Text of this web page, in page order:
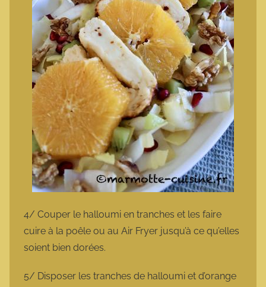
4/ Couper le halloumi en tranches et les faire
cuire à la poêle ou au Air Fryer jusqu’à ce qu’elles
soient bien dorées.
5/ Disposer les tranches de halloumi et d’orange